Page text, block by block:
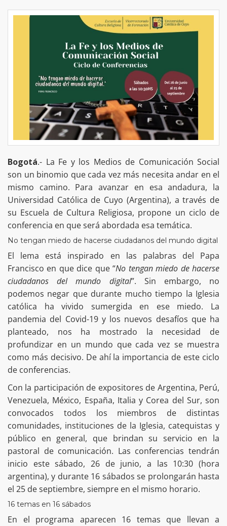
Bogotá.- La Fe y los Medios de Comunicación Social
son un binomio que cada vez más necesita andar en el
mismo camino. Para avanzar en esa andadura, la
Universidad Católica de Cuyo (Argentina), a través de
su Escuela de Cultura Religiosa, propone un ciclo de
conferencia en que será abordada esa temática.
No tengan miedo de hacerse ciudadanos del mundo digital
El lema está inspirado en las palabras del Papa
Francisco en que dice que “No tengan miedo de hacerse
ciudadanos del mundo digital”. Sin embargo, no
podemos negar que durante mucho tiempo la Iglesia
católica ha vivido sumergida en ese miedo. La
pandemia del Covid-19 y los nuevos desafíos que ha
planteado, nos ha mostrado la necesidad de
profundizar en un mundo que cada vez se muestra
como más decisivo. De ahí la importancia de este ciclo
de conferencias.
Con la participación de expositores de Argentina, Perú,
Venezuela, México, España, Italia y Corea del Sur, son
convocados todos los miembros de distintas
comunidades, instituciones de la Iglesia, catequistas y
público en general, que brindan su servicio en la
pastoral de comunicación. Las conferencias tendrán
inicio este sábado, 26 de junio, a las 10:30 (hora
argentina), y durante 16 sábados se prolongarán hasta
el 25 de septiembre, siempre en el mismo horario.
16 temas en 16 sábados
En el programa aparecen 16 temas que llevan a